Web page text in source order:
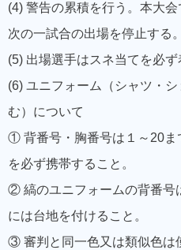
(4) 警告の累積を行う。本大
次の一試合の出場を停止する。
(5) 出場選手はスネ当てを必ず
(6) ユニフォーム（シャツ・
む）について
① 背番号・胸番号は１～20ま
を必ず携帯すること。
② 縞のユニフォームの背番号
には台地を付けること。
③ 審判と同一色又は類似色は